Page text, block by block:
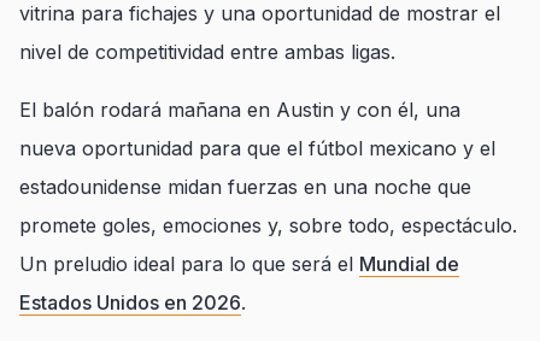
vitrina para fichajes y una oportunidad de mostrar el
nivel de competitividad entre ambas ligas.
El balón rodará mañana en Austin y con él, una
nueva oportunidad para que el fútbol mexicano y el
estadounidense midan fuerzas en una noche que
promete goles, emociones y, sobre todo, espectáculo.
Un preludio ideal para lo que será el Mundial de
Estados Unidos en 2026.